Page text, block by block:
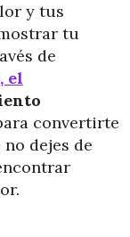
y tus
tu
de
el
convertirte
dejes de